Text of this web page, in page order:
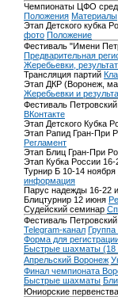
Чемпионаты ЦФО
Положения Материалы
Этап Детского кубка
фото Положение
Фестиваль "Имени
Предварительная
Жеребьевки,
Трансляция партий
Этап ДКР (Воронеж,
Жеребьевки и
Фестиваль
ВКонтакте
Этап Детского Кубка
Этап Рапид Гран-При
Регламент
Этап Блиц Гран-При
Этап Кубка России
Турнир Б 10-14 ноября
информация
Парус надежды 16-22
Блицтурнир 12 июня
Судейский семинар
Фестиваль
Telegram-канал Группа
Форма для
Быстрые шахматы (18
Апрельский Воронеж
Финал чемпионата
Быстрые шахматы
Юниорские